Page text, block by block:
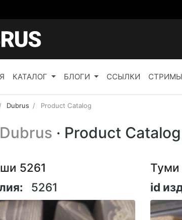
КАТАЛОГ БЛОГИ ССЫЛКИ СТРИМЫ
Dubrus Product Catalog
Dubrus · Product Catalog
5261
5261
id